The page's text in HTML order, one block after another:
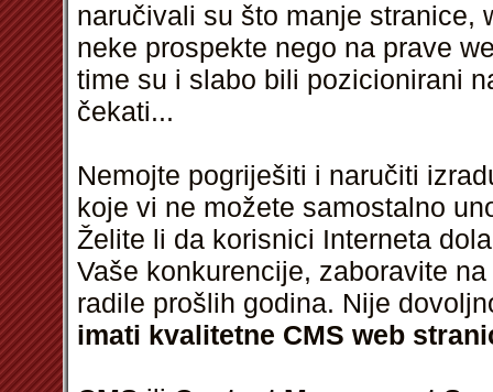
naručivali su što manje stranice,
neke prospekte nego na prave
time su i slabo bili pozicionirani
čekati...
Nemojte pogriješiti i naručiti
koje vi ne možete samostalno
Želite li da korisnici Interneta
Vaše konkurencije, zaboravite
radile prošlih godina. Nije
imati kvalitetne CMS web